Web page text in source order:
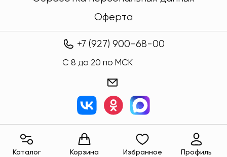
Каталог Корзина Избранное Профиль
Оферта
+7 (927) 900-68-00
C 8 до 20 по МСК